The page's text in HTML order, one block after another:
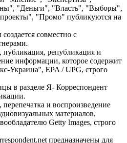
"Деньги", "Власть", "Выборы",
"Промо" публикуются на
совместно с
републикация и
информации, которое содержит
Украина", EPA / UPG, строго
в разделе Я- Корреспондент
и воспроизведение
материалов,
Getty Images, строго
предназначены для